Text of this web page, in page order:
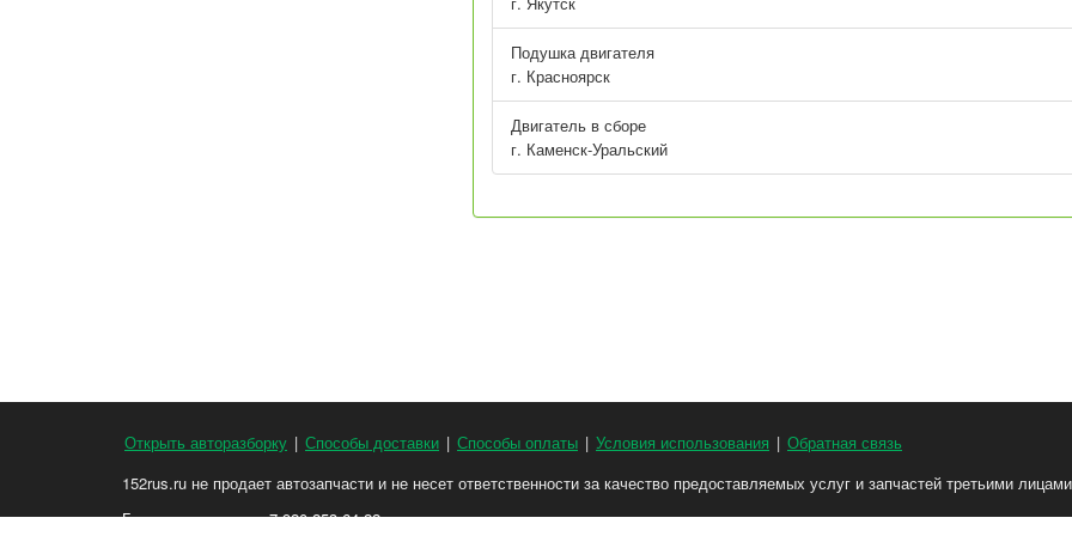
Подушка двигателя
г. Красноярск
Двигатель в сборе
г. Каменск-Уральский
Открыть авторазборку | Способы доставки | Способы оплаты | Условия использования | Обратная связь
152rus.ru не продает автозапчасти и не несет ответственности за качество предоставляемых услуг и запчастей третьими
Голосовая заявка: +7-920-253-64-22